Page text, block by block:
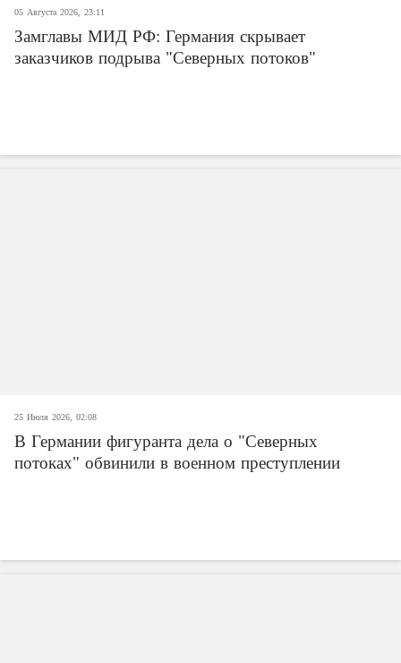
05 Августа 2026, 23:11
Замглавы МИД РФ: Германия скрывает
заказчиков подрыва "Северных потоков"
25 Июля 2026, 02:08
В Германии фигуранта дела о "Северных
потоках" обвинили в военном преступлении